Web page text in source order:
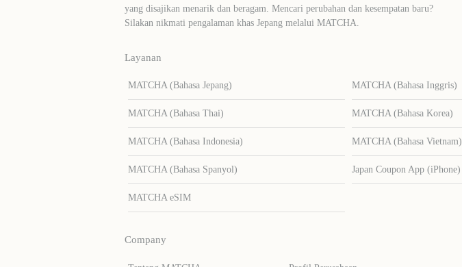
yang disajikan menarik dan beragam. Mencari perubahan dan kesempatan baru?
Silakan nikmati pengalaman khas Jepang melalui MATCHA.
Layanan
MATCHA (Bahasa Jepang) MATCHA (Bahasa Inggris)
MATCHA (Bahasa Thai) MATCHA (Bahasa Korea)
MATCHA (Bahasa Indonesia) MATCHA (Bahasa Vietnam)
MATCHA (Bahasa Spanyol) Japan Coupon App (iPhone)
MATCHA eSIM
Company